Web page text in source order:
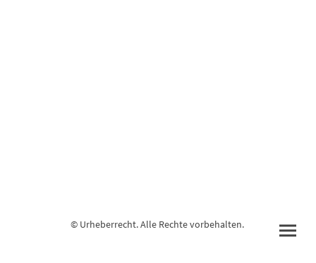
© Urheberrecht. Alle Rechte vorbehalten.